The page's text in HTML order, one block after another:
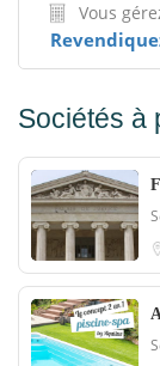
Vous
Sociétés à